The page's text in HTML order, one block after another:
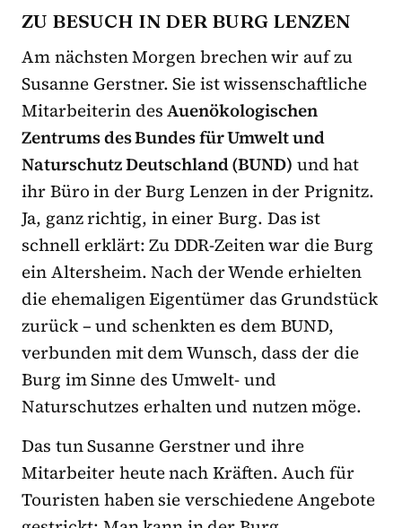
ZU BESUCH IN DER BURG LENZEN
Am nächsten Morgen brechen wir auf zu
Susanne Gerstner. Sie ist wissenschaftliche
Mitarbeiterin desAuenökologischen
Zentrums des Bundes für Umwelt und
Naturschutz Deutschland (BUND) und hat
ihr Büro in der Burg Lenzen in der Prignitz.
Ja, ganz richtig, in einer Burg. Das ist
schnell erklärt: Zu DDR-Zeiten war die Burg
ein Altersheim. Nach der Wende erhielten
die ehemaligen Eigentümer das Grundstück
zurück – und schenkten es dem BUND,
verbunden mit dem Wunsch, dass der die
Burg im Sinne des Umwelt- und
Naturschutzes erhalten und nutzen möge.
Das tun Susanne Gerstner und ihre
Mitarbeiter heute nach Kräften. Auch für
Touristen haben sie verschiedene Angebote